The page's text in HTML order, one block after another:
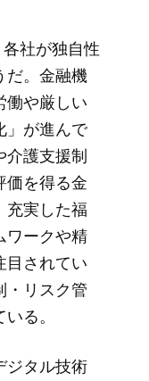
社が独自性
だ。金融機
働や厳しい
」が進んで
介護支援制
価を得る金
充実した福
ワークや精
目されてい
・リスク管
る。
ジタル技術